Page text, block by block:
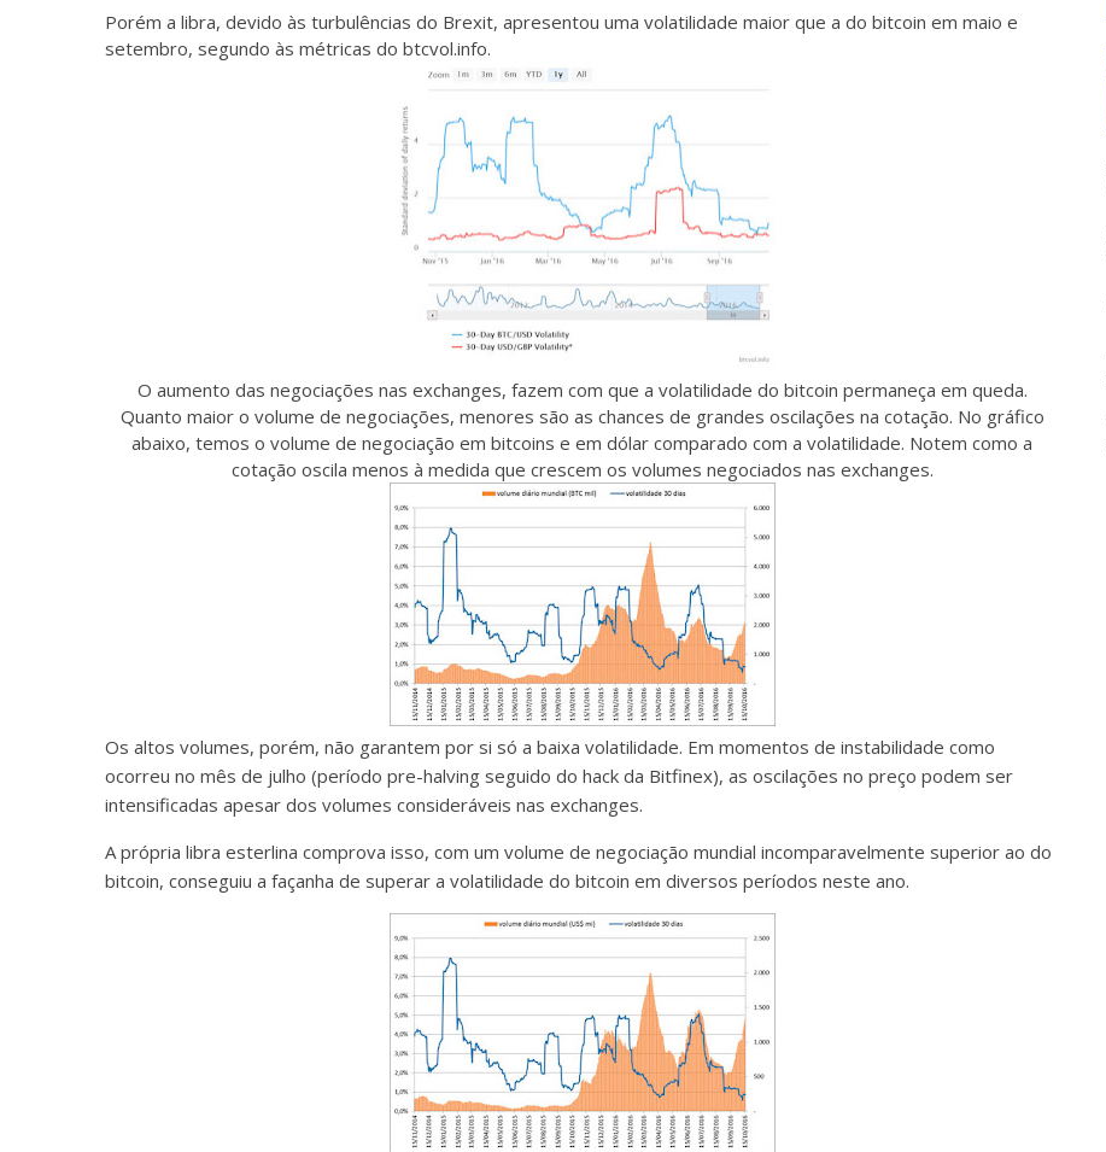
Porém a libra, devido às turbulências do Brexit, apresentou uma volatilidade maior que a do bitcoin em maio e
setembro, segundo às métricas do btcvol.info.
O aumento das negociações nas exchanges, fazem com que a volatilidade do bitcoin permaneça em queda.
Quanto maior o volume de negociações, menores são as chances de grandes oscilações na cotação. No gráfico
abaixo, temos o volume de negociação em bitcoins e em dólar comparado com a volatilidade. Notem como a
cotação oscila menos à medida que crescem os volumes negociados nas exchanges.
Os altos volumes, porém, não garantem por si só a baixa volatilidade. Em momentos de instabilidade como
ocorreu no mês de julho (período pre-halving seguido do hack da Bitfinex), as oscilações no preço podem ser
intensificadas apesar dos volumes consideráveis nas exchanges.
A própria libra esterlina comprova isso, com um volume de negociação mundial incomparavelmente superior ao do
bitcoin, conseguiu a façanha de superar a volatilidade do bitcoin em diversos períodos neste ano.